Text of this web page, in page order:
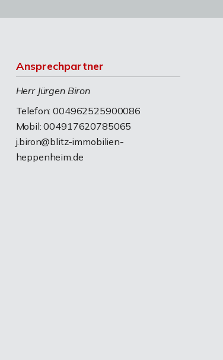
Ansprechpartner
Herr Jürgen Biron
Telefon: 004962525900086
Mobil: 004917620785065
j.biron@blitz-immobilien-
heppenheim.de